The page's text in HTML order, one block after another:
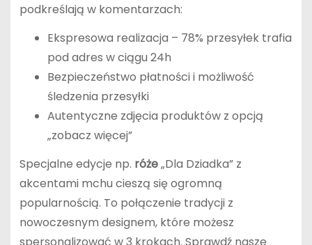
podkreślają w komentarzach:
Ekspresowa realizacja – 78% przesyłek trafia
pod adres w ciągu 24h
Bezpieczeństwo płatności i możliwość
śledzenia przesyłki
Autentyczne zdjęcia produktów z opcją
„zobacz więcej”
Specjalne edycje np. róże„Dla Dziadka” z
akcentami mchu cieszą się ogromną
popularnością. To połączenie tradycji z
nowoczesnym designem, które możesz
spersonalizować w 3 krokach. Sprawdź nasze